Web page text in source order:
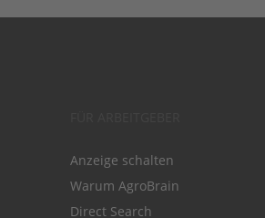
Anzeige schalten
Warum AgroBrain
Direct Search